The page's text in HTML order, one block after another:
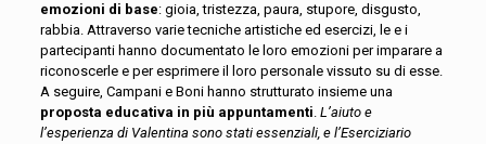
emozioni di base: gioia, tristezza, paura, stupore, disgusto,
rabbia. Attraverso varie tecniche artistiche ed esercizi, le e i
partecipanti hanno documentato le loro emozioni per imparare a
riconoscerle e per esprimere il loro personale vissuto su di esse.
A seguire, Campani e Boni hanno strutturato insieme una
proposta educativa in più appuntamenti. L’aiuto e
l’esperienza di Valentina sono stati essenziali, e l’Eserciziario